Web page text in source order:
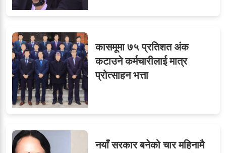
कासमूमा ७५ प्रतिशत अंक
कटाउने कर्मचारीलाई मात्र
प्रोत्साहन भत्ता
नयाँ सरकार बनेको चार महिनामै